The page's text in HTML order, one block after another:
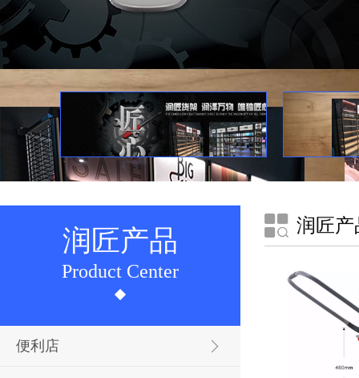
润匠产品
Product Center
便利店
润匠产